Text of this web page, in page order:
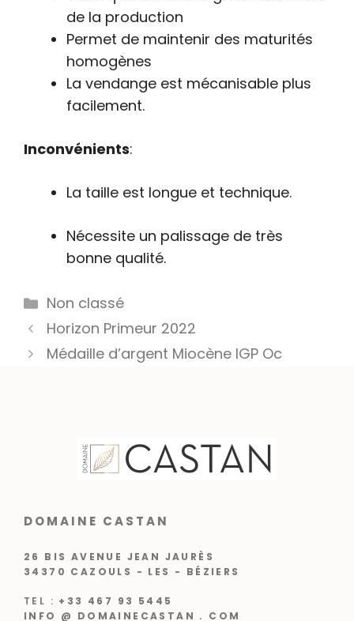
de la production
Permet de maintenir des maturités
homogènes
La vendange est mécanisable plus
facilement.
Inconvénients:
La taille est longue et technique.
Nécessite un palissage de très
bonne qualité.
Catégories
Non classé
Horizon Primeur 2022
Médaille d’argent Miocène IGP Oc
DOMAINE CASTAN
26 BIS AVENUE JEAN JAURÈS
34370 CAZOULS - LES - BÉZIERS
TEL : +33 467 93 5445
INFO @ DOMAINECASTAN . COM